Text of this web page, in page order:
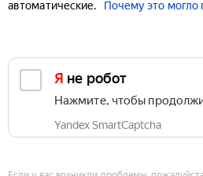
автоматические.
Почему это могло
Я не робот
Нажмите, чтобы
Yandex SmartCaptcha